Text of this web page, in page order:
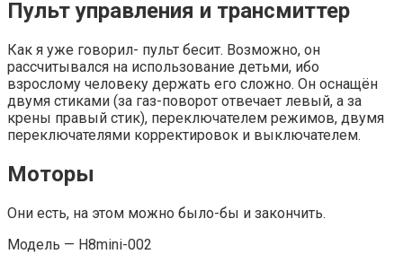
Пульт управления и трансмиттер
Как я уже говорил- пульт бесит. Возможно, он
рассчитывался на использование детьми, ибо
взрослому человеку держать его сложно. Он оснащён
двумя стиками (за газ-поворот отвечает левый, а за
крены правый стик), переключателем режимов, двумя
переключателями корректировок и выключателем.
Моторы
Они есть, на этом можно было-бы и закончить.
Модель — H8mini-002